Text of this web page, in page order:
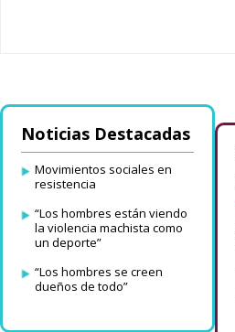
Noticias Destacadas
Movimientos sociales en
resistencia
“Los hombres están viendo
la violencia machista como
un deporte”
“Los hombres se creen
dueños de todo”